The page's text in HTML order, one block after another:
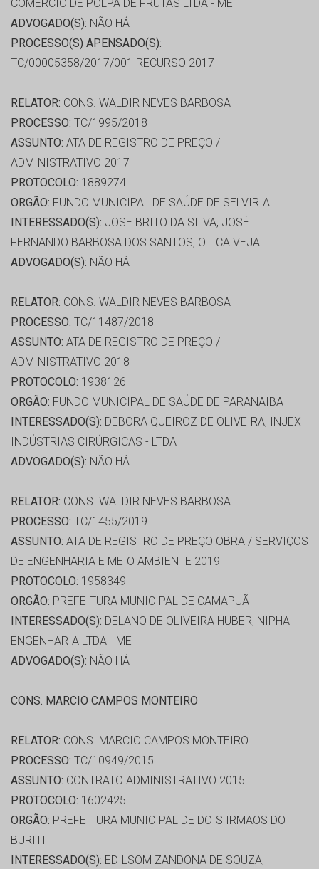
COMERCIO DE POLPA DE FRUTAS LTDA - ME
ADVOGADO(S): NÃO HÁ
PROCESSO(S) APENSADO(S):
TC/00005358/2017/001 RECURSO 2017
RELATOR: CONS. WALDIR NEVES BARBOSA
PROCESSO: TC/1995/2018
ASSUNTO: ATA DE REGISTRO DE PREÇO /
ADMINISTRATIVO 2017
PROTOCOLO: 1889274
ORGÃO: FUNDO MUNICIPAL DE SAÚDE DE SELVIRIA
INTERESSADO(S): JOSE BRITO DA SILVA, JOSÉ
FERNANDO BARBOSA DOS SANTOS, OTICA VEJA
ADVOGADO(S): NÃO HÁ
RELATOR: CONS. WALDIR NEVES BARBOSA
PROCESSO: TC/11487/2018
ASSUNTO: ATA DE REGISTRO DE PREÇO /
ADMINISTRATIVO 2018
PROTOCOLO: 1938126
ORGÃO: FUNDO MUNICIPAL DE SAÚDE DE PARANAIBA
INTERESSADO(S): DEBORA QUEIROZ DE OLIVEIRA, INJEX
INDÚSTRIAS CIRÚRGICAS - LTDA
ADVOGADO(S): NÃO HÁ
RELATOR: CONS. WALDIR NEVES BARBOSA
PROCESSO: TC/1455/2019
ASSUNTO: ATA DE REGISTRO DE PREÇO OBRA / SERVIÇOS
DE ENGENHARIA E MEIO AMBIENTE 2019
PROTOCOLO: 1958349
ORGÃO: PREFEITURA MUNICIPAL DE CAMAPUÃ
INTERESSADO(S): DELANO DE OLIVEIRA HUBER, NIPHA
ENGENHARIA LTDA - ME
ADVOGADO(S): NÃO HÁ
CONS. MARCIO CAMPOS MONTEIRO
RELATOR: CONS. MARCIO CAMPOS MONTEIRO
PROCESSO: TC/10949/2015
ASSUNTO: CONTRATO ADMINISTRATIVO 2015
PROTOCOLO: 1602425
ORGÃO: PREFEITURA MUNICIPAL DE DOIS IRMAOS DO
BURITI
INTERESSADO(S): EDILSOM ZANDONA DE SOUZA,